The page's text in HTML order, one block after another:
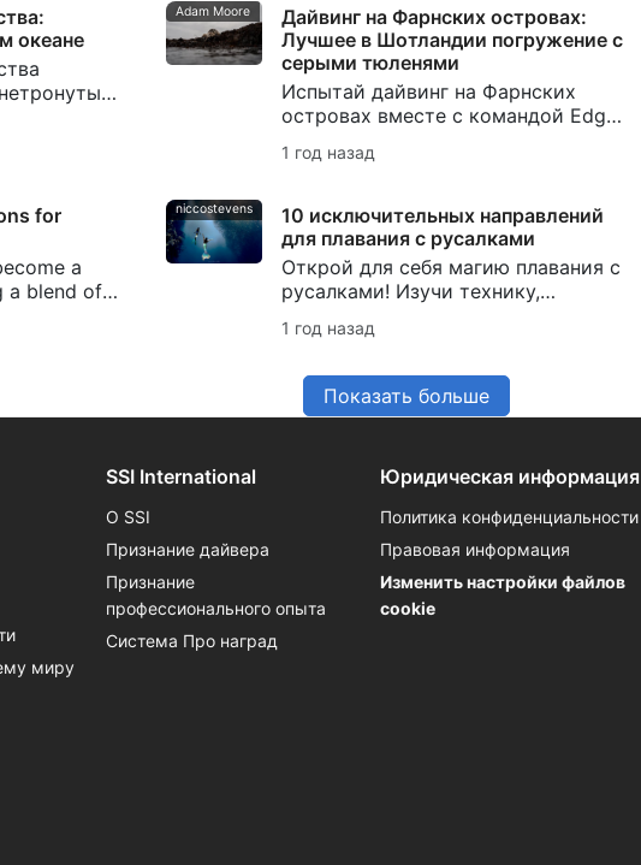
на Бали
пределами привычных мест.
океане
Adam Moore
Дайвинг на Фарнских островах:
Лучшее в Шотландии погружение с
серыми тюленями
Испытай дайвинг на Фарнских
островах вместе с командой Edges
лучшее в Шотландии погружение с
себя их незабываемые моменты
здесь.
1 год назад
for
a
a blend of
El
niccostevens
10 исключительных направлений
для плавания с русалками
Открой для себя магию плавания с
русалками! Изучи технику,
потрясающие места для своего
приключения.
1 год назад
Показать больше
миру
SSI International
О SSI
Признание дайвера
Признание
профессионального опыта
Система Про наград
Юридическая информация
Политика конфиденциальности
Правовая информация
Изменить настройки файлов
cookie